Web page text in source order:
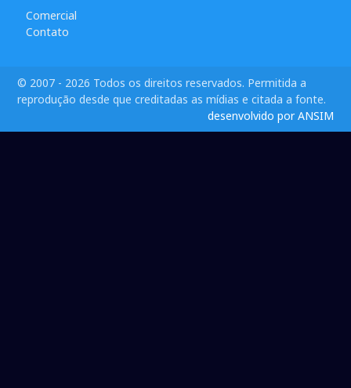
Comercial
Contato
© 2007 - 2026 Todos os direitos reservados. Permitida a
reprodução desde que creditadas as mídias e citada a fonte.
desenvolvido por ANSIM